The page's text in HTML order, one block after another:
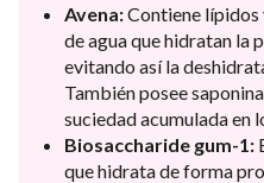
Avena:Contiene lípidos
de agua que hidratan la
evitando así la
También posee
suciedad acumulada en
Biosaccharide gum-1:
que hidrata de forma